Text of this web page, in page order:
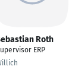
Roth
ERP